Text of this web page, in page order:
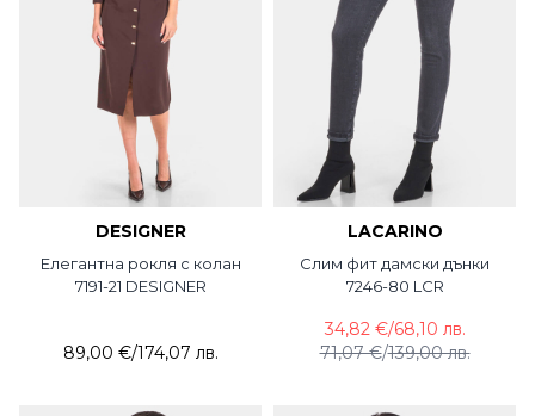
DESIGNER
Елегантна рокля с колан
7191-21 DESIGNER
89,00 €/174,07 лв.
LACARINO
Слим фит дамски дънки
7246-80 LCR
71,07 €/139,00 лв.
34,82 €/68,10 лв.